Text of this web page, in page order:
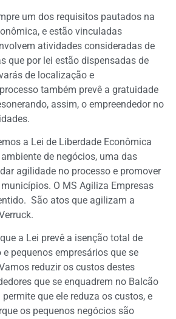
um dos requisitos pautados na
e estão vinculadas
atividades consideradas de
que por lei estão dispensadas de
de localização e
também prevê a gratuidade
assim, o empreendedor no
a Lei de Liberdade Econômica
de negócios, uma das
agilidade no processo e promover
O MS Agiliza Empresas
São atos que agilizam a
a Lei prevê a isenção total de
pequenos empresários que se
reduzir os custos destes
que se enquadrem no Balcão
que ele reduza os custos, e
os pequenos negócios são